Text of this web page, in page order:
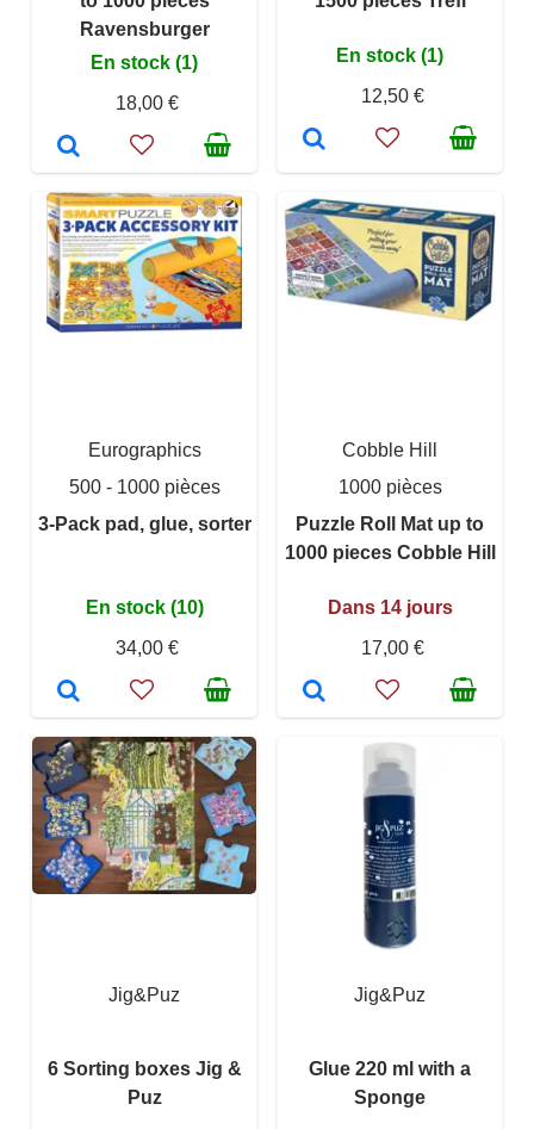
Ravensburger
En stock (1)
18,00 €
En stock (1)
12,50 €
Eurographics
500 - 1000 pièces
3-Pack pad, glue, sorter
En stock (10)
34,00 €
Cobble Hill
1000 pièces
Puzzle Roll Mat up to
1000 pieces Cobble Hill
Dans 14 jours
17,00 €
Jig&Puz
6 Sorting boxes Jig &
Puz
Jig&Puz
Glue 220 ml with a
Sponge